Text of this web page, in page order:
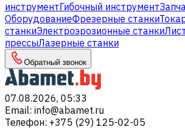
инструментГибочный инструмент
ОборудованиеФрезерные станки
станкиЭлектроэрозионные станки
прессыЛазерные станки
Обратный звонок
07.08.2026, 05:33
Email: info@abamet.ru
Телефон: +375 (29) 125-02-05